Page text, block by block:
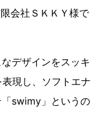
会社ＳＫＫＹ様で
デザインをスッキ
現し、ソフトエナ
swimy」というの